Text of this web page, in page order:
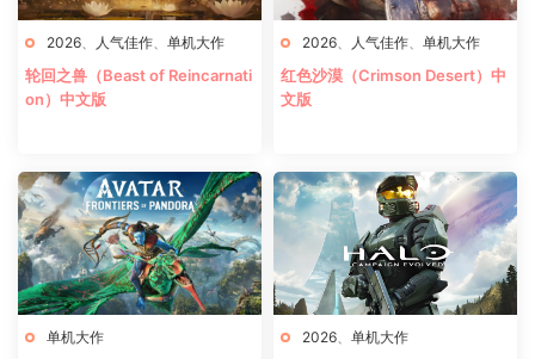
2026、 人气佳作、 单机大作
轮回之兽（Beast of Reincarnati
on）中文版
2026、 人气佳作、 单机大作
红色沙漠（Crimson Desert）中
文版
单机大作 2026、 单机大作